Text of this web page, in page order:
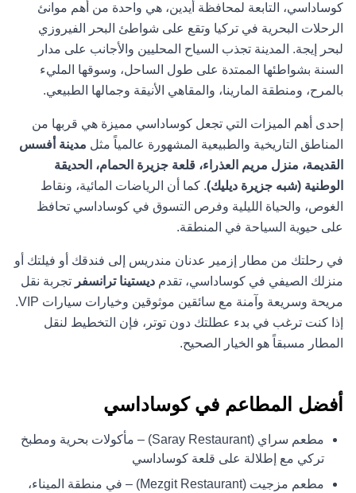
كوساداسي، التابعة لمحافظة أيدين، هي واحدة من أهم موانئ
الرحلات البحرية في تركيا وتقع على شواطئ البحر الفيروزي
لبحر إيجة. المدينة تجذب السياح المحليين والأجانب على مدار
السنة بشواطئها الممتدة على طول الساحل، وسوقها المليء
بالمرح، ومنطقة المارينا، والمقاهي الأنيقة وجمالها الطبيعي.
إحدى أهم الميزات التي تجعل كوساداسي مميزة هي قربها من
المناطق التاريخية والطبيعية المشهورة عالمياً مثل مدينة أفسس
القديمة، منزل مريم العذراء، قلعة جزيرة الحمام، الحديقة
الوطنية (شبه جزيرة ديليك). كما أن الرياضات المائية، ونقاط
الغوص، والحياة الليلية وفرص التسوق في كوساداسي تحافظ
على حيوية السياحة في المنطقة.
في رحلتك من مطار إزمير عدنان مندريس إلى فندقك أو فيلتك أو
منزلك الصيفي في كوساداسي، تقدم ديستينا ترانسفر تجربة نقل
مريحة وسريعة وآمنة مع سائقين موثوقين وخيارات سيارات VIP.
إذا كنت ترغب في بدء عطلتك دون توتر، فإن التخطيط لنقل
المطار مسبقاً هو الخيار الصحيح.
أفضل المطاعم في كوساداسي
مطعم سراي (Saray Restaurant) – مأكولات بحرية ومطبخ
تركي مع إطلالة على قلعة كوساداسي
مطعم مزجيت (Mezgit Restaurant) – في منطقة الميناء،